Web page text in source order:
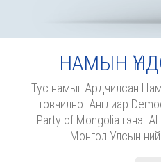
НАМЫН
Тус намыг Ардчилсан
товчилно. Англиар
Party of Mongolia гэнэ.
Монгол Улсын